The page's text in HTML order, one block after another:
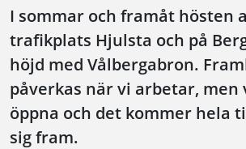
I sommar och framåt hösten
trafikplats Hjulsta och på
höjd med Vålbergabron.
påverkas när vi arbetar, men
öppna och det kommer hela
sig fram.